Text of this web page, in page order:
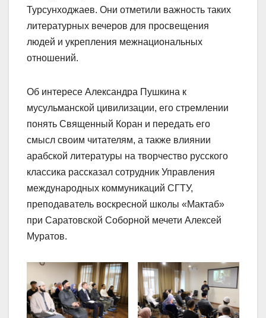
Турсунходжаев. Они отметили важность таких
литературных вечеров для просвещения
людей и укрепления межнациональных
отношений.
Об интересе Александра Пушкина к
мусульманской цивилизации, его стремлении
понять Священный Коран и передать его
смысл своим читателям, а также влиянии
арабской литературы на творчество русского
классика рассказал сотрудник Управления
международных коммуникаций СГТУ,
преподаватель воскресной школы «Мактаб»
при Саратовской Соборной мечети Алексей
Муратов.